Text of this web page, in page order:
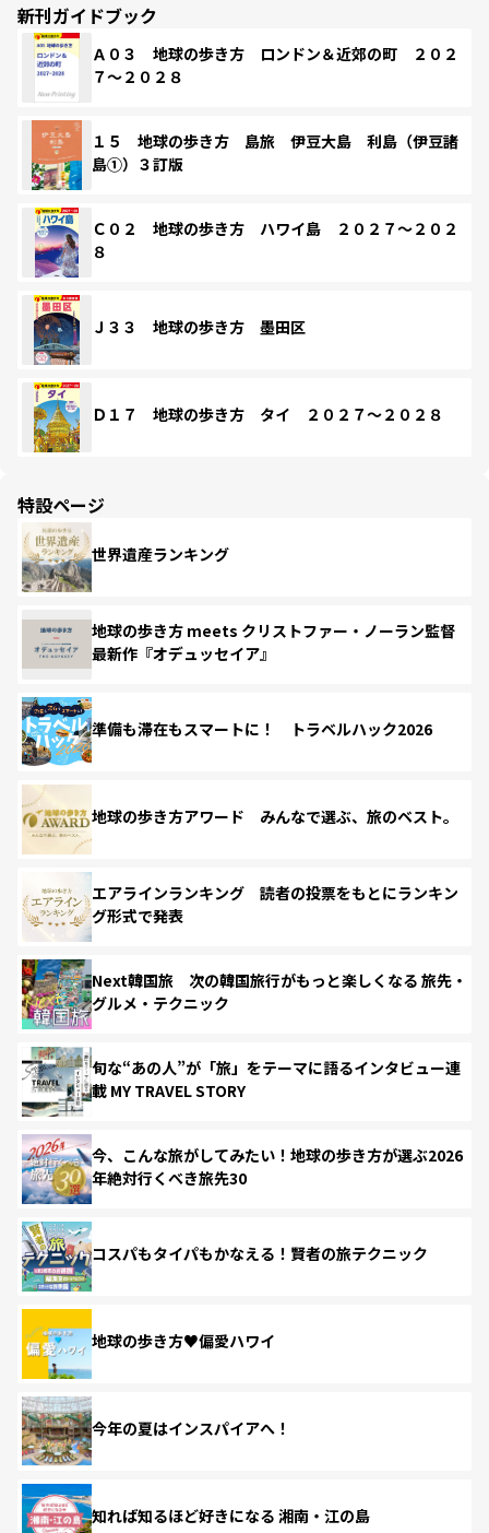
新刊ガイドブック
Ａ０３ 地球の歩き方 ロンドン＆近郊の町 ２０２
７～２０２８
１５ 地球の歩き方 島旅 伊豆大島 利島（伊豆諸
島①）３訂版
Ｃ０２ 地球の歩き方 ハワイ島 ２０２７～２０２
８
Ｊ３３ 地球の歩き方 墨田区
Ｄ１７ 地球の歩き方 タイ ２０２７～２０２８
特設ページ
世界遺産ランキング
地球の歩き方 meets クリストファー・ノーラン監督
最新作『オデュッセイア』
準備も滞在もスマートに！ トラベルハック2026
地球の歩き方アワード みんなで選ぶ、旅のベスト。
エアラインランキング 読者の投票をもとにランキン
グ形式で発表
Next韓国旅 次の韓国旅行がもっと楽しくなる 旅先・
グルメ・テクニック
旬な“あの人”が「旅」をテーマに語るインタビュー連
載 MY TRAVEL STORY
今、こんな旅がしてみたい！地球の歩き方が選ぶ2026
年絶対行くべき旅先30
コスパもタイパもかなえる！賢者の旅テクニック
地球の歩き方♥偏愛ハワイ
今年の夏はインスパイアへ！
知れば知るほど好きになる 湘南・江の島